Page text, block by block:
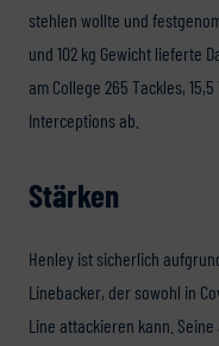
stehlen wollte und
und 102 kg Gewicht lieferte
am College 265 Tackles,
Interceptions ab.
Stärken
Henley ist sicherlich
Linebacker, der sowohl in
Line attackieren kann.